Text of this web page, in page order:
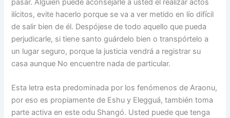
pasar. Alguien puede aconsejarle a usted el realizar actos
ilícitos, evite hacerlo porque se va a ver metido en lío difícil
de salir bien de él. Despójese de todo aquello que pueda
perjudicarle, si tiene santo guárdelo bien o transpórtelo a
un lugar seguro, porque la justicia vendrá a registrar su
casa aunque No encuentre nada de particular.
Esta letra esta predominada por los fenómenos de Araonu,
por eso es propiamente de Eshu y Elegguá, también toma
parte activa en este odu Shangó. Usted puede que tenga